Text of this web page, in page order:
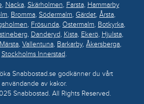
, Nacka, Skärholmen, Farsta, Hammarby
, Bromma, Södermalm, Gärdet, Årsta,
, Frösunda, Östermalm, Botkyrka,
, Danderyd, Kista, Ekerö, Hjulsta,
Märsta, Vallentuna, Barkarby, Åkersberga,
Stockholms Innerstad.
Snabbostad.se godkänner du vårt
användande av kakor.
Snabbostad. All Rights Reserved.